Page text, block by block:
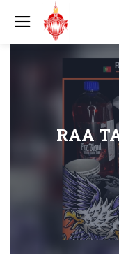
RAA